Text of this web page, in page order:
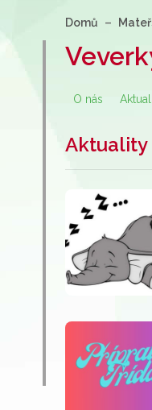
Domů
O nás
Aktuality